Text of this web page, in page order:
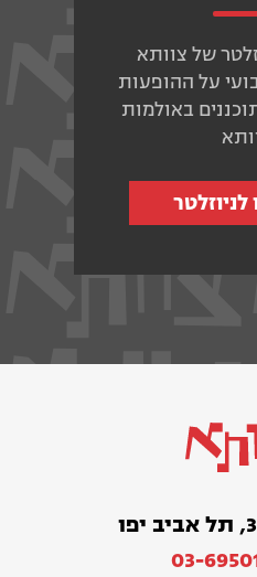
של צוותא
על ההופעות
באולמות